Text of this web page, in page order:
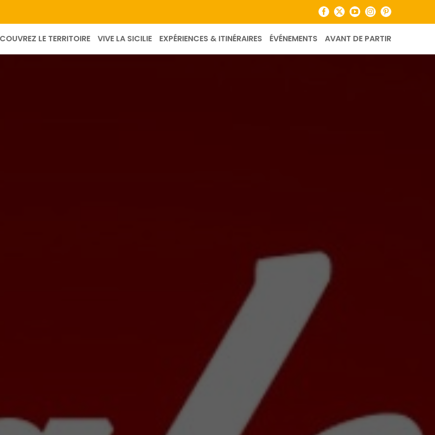
Facebook
X YouTubeInstagramPinterest
LE TERRITOIRE VIVE LA SICILIE EXPÉRIENCES & ITINÉRAIRES ÉVÉNEMENTS AVANT DE PARTIR